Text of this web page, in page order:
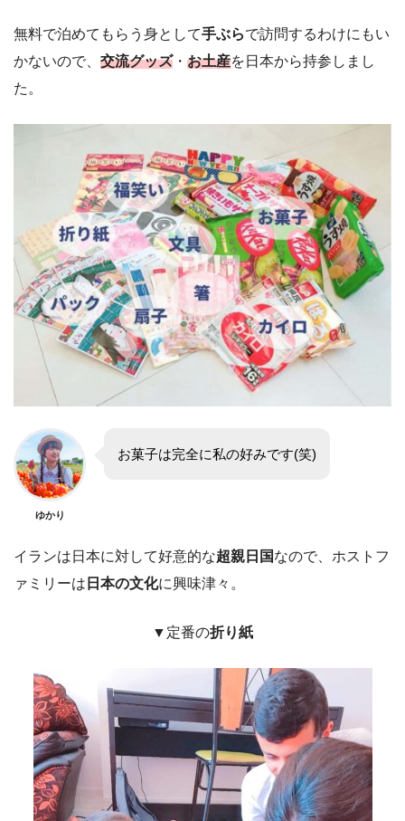
無料で泊めてもらう身として手ぶらで訪問するわけにもい
かないので、 交流グッズ・ お土産を日本から持参しまし
た。
ゆかり
お菓子は完全に私の好みです(笑)
イランは日本に対して好意的な超親日国なので、ホストフ
ァミリーは 日本の文化に興味津々。
▼定番の折り紙